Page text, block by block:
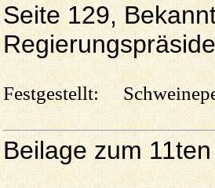
Seite 129,
Festgestellt:
Beilage zum